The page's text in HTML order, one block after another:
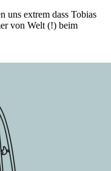
extrem dass Tobias
von Welt (!) beim